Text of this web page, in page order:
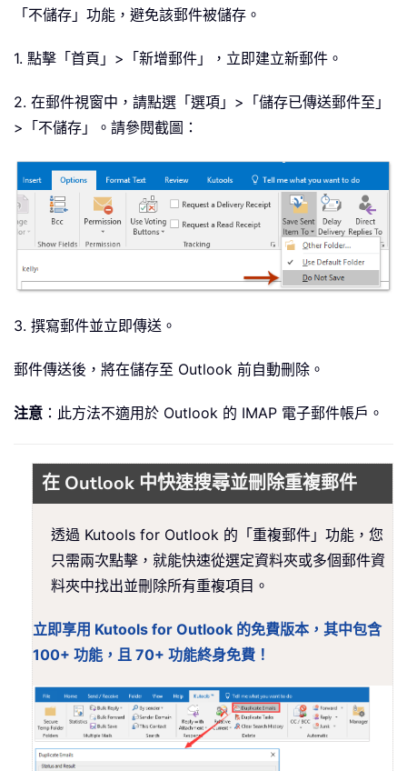
「不儲存」功能，避免該郵件被儲存。
1. 點擊「首頁」>「新增郵件」，立即建立新郵件。
2. 在郵件視窗中，請點選「選項」>「儲存已傳送郵件至」
>「不儲存」。請參閱截圖：
3. 撰寫郵件並立即傳送。
郵件傳送後，將在儲存至 Outlook 前自動刪除。
注意 ：此方法不適用於 Outlook 的 IMAP 電子郵件帳戶。
在 Outlook 中快速搜尋並刪除重複郵件
透過 Kutools for Outlook 的「重複郵件」功能，您
只需兩次點擊，就能快速從選定資料夾或多個郵件資
料夾中找出並刪除所有重複項目。
立即享用 Kutools for Outlook 的免費版本，其中包含
100+ 功能，且 70+ 功能終身免費！